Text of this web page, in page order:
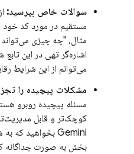
سوالات خاص بپرسید:
مستقیم در مورد کد خود
مثال، "چه چیزی
اشاره‌گر تهی در این
می‌توانم از این شرایط
مشکلات پیچیده را
مسئله پیچیده روبرو
کوچک‌تر و قابل
Gemini بخواهید که به
بخش به صورت جداگانه